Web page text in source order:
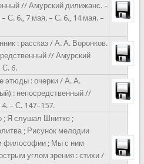
// Амурский дилижанс. –
С. 6., 7 мая. – С. 6., 14 мая. –
: рассказ / А. А. Воронков.
// Амурский
С. 6.
этюды : очерки / А. А.
: непосредственный //
– С. 147–157.
; Я слушал Шнитке ;
; Рисунок мелодии
философии ; Мы с ним
углом зрения : стихи /